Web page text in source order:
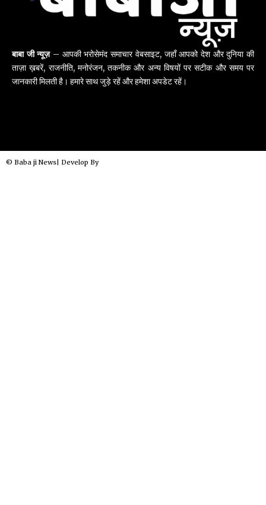
बाबा जी न्यूज़– आपकी भरोसेमंद समाचार वेबसाइट, जहाँ आपको देश और दुनिया की
ताज़ा ख़बरें, राजनीति, मनोरंजन, तकनीक और अन्य विषयों पर सटीक और समय पर
जानकारी मिलती है। हमारे साथ जुड़े रहें और हमेशा अपडेट रहें।
© Baba ji News| Develop By